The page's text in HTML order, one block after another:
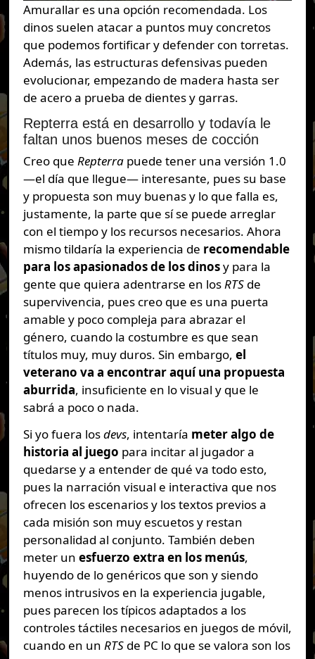
Amurallar es una opción recomendada. Los
dinos suelen atacar a puntos muy concretos
que podemos fortificar y defender con torretas.
Además, las estructuras defensivas pueden
evolucionar, empezando de madera hasta ser
de acero a prueba de dientes y garras.
Repterra está en desarrollo y todavía le
faltan unos buenos meses de cocción
Creo que Repterrapuede tener una versión 1.0
—el día que llegue— interesante, pues su base
y propuesta son muy buenas y lo que falla es,
justamente, la parte que sí se puede arreglar
con el tiempo y los recursos necesarios. Ahora
mismo tildaría la experiencia de recomendable
para los apasionados de los dinosy para la
gente que quiera adentrarse en losRTSde
supervivencia, pues creo que es una puerta
amable y poco compleja para abrazar el
género, cuando la costumbre es que sean
títulos muy, muy duros. Sin embargo, el
veterano va a encontrar aquí una propuesta
aburrida, insuficiente en lo visual y que le
sabrá a poco o nada.
Si yo fuera losdevs, intentaría meter algo de
historia al juego para incitar al jugador a
quedarse y a entender de qué va todo esto,
pues la narración visual e interactiva que nos
ofrecen los escenarios y los textos previos a
cada misión son muy escuetos y restan
personalidad al conjunto. También deben
meter un esfuerzo extra en los menús,
huyendo de lo genéricos que son y siendo
menos intrusivos en la experiencia jugable,
pues parecen los típicos adaptados a los
controles táctiles necesarios en juegos de móvil,
cuando en un RTSde PC lo que se valora son los